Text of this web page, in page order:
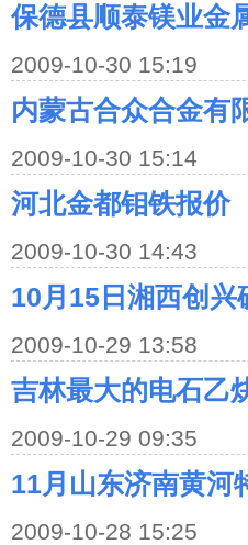
保德县顺泰镁业金
2009-10-30 15:19
内蒙古合众合金有
2009-10-30 15:14
河北金都钼铁报价
2009-10-30 14:43
10月15日湘西创兴
2009-10-29 13:58
吉林最大的电石乙
2009-10-29 09:35
11月山东济南黄河
2009-10-28 15:25